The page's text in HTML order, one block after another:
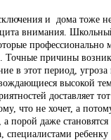
и дома тоже
внимания.
профессионально
причины
в этот период,
высокой
доставляет
что не хочет, а
порой даже